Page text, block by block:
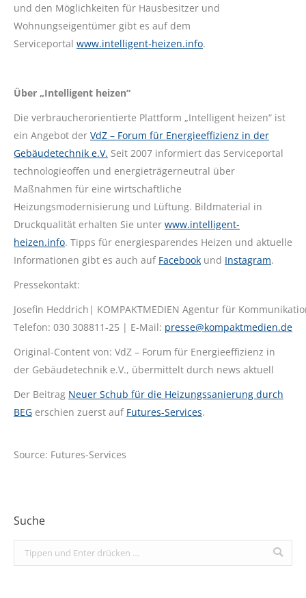
und den Möglichkeiten für Hausbesitzer und
Wohnungseigentümer gibt es auf dem
Serviceportal www.intelligent-heizen.info.
Über „Intelligent heizen“
Die verbraucherorientierte Plattform „Intelligent heizen“ ist
ein Angebot der VdZ – Forum für Energieeffizienz in der
Gebäudetechnik e.V. Seit 2007 informiert das Serviceportal
technologieoffen und energieträgerneutral über
Maßnahmen für eine wirtschaftliche
Heizungsmodernisierung und Lüftung. Bildmaterial in
Druckqualität erhalten Sie unter www.intelligent-
heizen.info. Tipps für energiesparendes Heizen und aktuelle
Informationen gibt es auch auf Facebook und Instagram.
Pressekontakt:
Josefin Heddrich| KOMPAKTMEDIEN Agentur für
Telefon: 030 308811-25 | E-Mail: presse@kompaktmedien.de
Original-Content von: VdZ – Forum für Energieeffizienz in
der Gebäudetechnik e.V., übermittelt durch news aktuell
Der Beitrag Neuer Schub für die Heizungssanierung durch
BEG erschien zuerst auf Futures-Services.
Source: Futures-Services
Suche
Search: